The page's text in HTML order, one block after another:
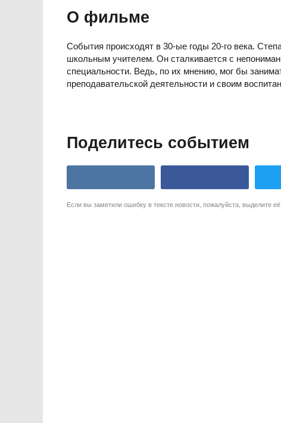
О фильме
События происходят в 30-ые годы 20-го века.
школьным учителем. Он сталкивается с
специальности. Ведь, по их мнению, мог бы
преподавательской деятельности и своим
Поделитесь событием
Если вы заметили ошибку в тексте новости, пожалуйста, выделите